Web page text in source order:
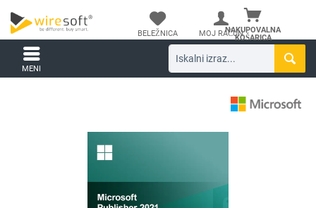
NAKUPOVALNA
KOŠARICA
BELEŽNICA MOJ RAČUN
MENI